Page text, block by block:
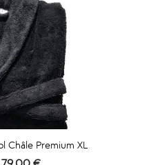
Châle Premium XL
Prix